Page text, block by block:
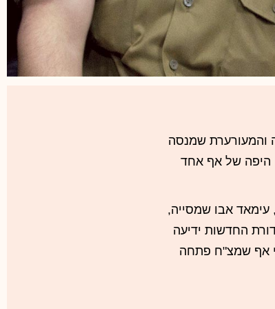
והמעורערת שמנסה
היפה של אף אחד
אבו שמסייה,
החדשות ידיעה
אף שמצ"ח פתחה
מסתיים בשקט
אולם פרסומו